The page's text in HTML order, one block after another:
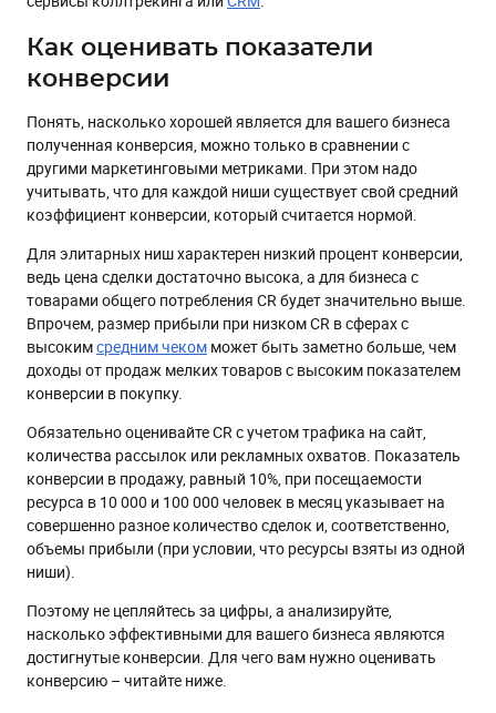
Как оценивать показатели
конверсии
Понять, насколько хорошей является для вашего бизнеса
полученная конверсия, можно только в сравнении с
другими маркетинговыми метриками. При этом надо
учитывать, что для каждой ниши существует свой средний
коэффициент конверсии, который считается нормой.
Для элитарных ниш характерен низкий процент конверсии,
ведь цена сделки достаточно высока, а для бизнеса с
товарами общего потребления CR будет значительно выше.
Впрочем, размер прибыли при низком CR в сферах с
высокимсредним чеком может быть заметно больше, чем
доходы от продаж мелких товаров с высоким показателем
конверсии в покупку.
Обязательно оценивайте CR с учетом трафика на сайт,
количества рассылок или рекламных охватов. Показатель
конверсии в продажу, равный 10%, при посещаемости
ресурса в 10 000 и 100 000 человек в месяц указывает на
совершенно разное количество сделок и, соответственно,
объемы прибыли (при условии, что ресурсы взяты из одной
ниши).
Поэтому не цепляйтесь за цифры, а анализируйте,
насколько эффективными для вашего бизнеса являются
достигнутые конверсии. Для чего вам нужно оценивать
конверсию – читайте ниже.